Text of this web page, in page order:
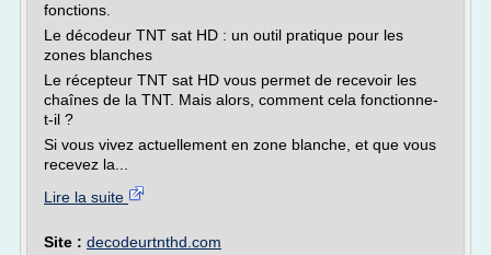
fonctions.
Le décodeur TNT sat HD : un outil pratique pour les
zones blanches
Le récepteur TNT sat HD vous permet de recevoir les
chaînes de la TNT. Mais alors, comment cela fonctionne-
t-il ?
Si vous vivez actuellement en zone blanche, et que vous
recevez la...
Lire la suite
Site : decodeurtnthd.com